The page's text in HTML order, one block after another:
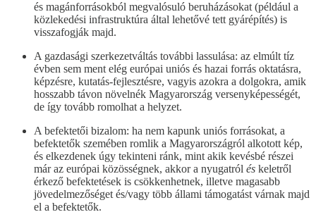
és magánforrásokból megvalósuló beruházásokat (például a
közlekedési infrastruktúra által lehetővé tett gyárépítés) is
visszafogják majd.
A gazdasági szerkezetváltás további lassulása: az elmúlt tíz
évben sem ment elég európai uniós és hazai forrás oktatásra,
képzésre, kutatás-fejlesztésre, vagyis azokra a dolgokra, amik
hosszabb távon növelnék Magyarország versenyképességét,
de így tovább romolhat a helyzet.
A befektetői bizalom: ha nem kapunk uniós forrásokat, a
befektetők szemében romlik a Magyarországról alkotott kép,
és elkezdenek úgy tekinteni ránk, mint akik kevésbé részei
már az európai közösségnek, akkor a nyugatról és keletről
érkező befektetések is csökkenhetnek, illetve magasabb
jövedelmezőséget és/vagy több állami támogatást várnak majd
el a befektetők.